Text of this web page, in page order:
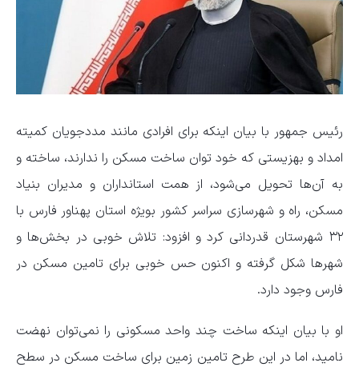
رئیس جمهور با بیان اینکه برای افرادی مانند مددجویان کمیته
امداد و بهزیستی که خود توان ساخت مسکن را ندارند، ساخته و
به آن‌ها تحویل می‌شود، از همت استانداران و مدیران بنیاد
مسکن، راه و شهرسازی سراسر کشور بویژه استان پهناور فارس با
۳۲ شهرستان قدردانی کرد و افزود: تلاش خوبی در بخش‌ها و
شهر‌ها شکل گرفته و اکنون حس خوبی برای تامین مسکن در
فارس وجود دارد.
او با بیان اینکه ساخت چند واحد مسکونی را نمی‌توان نهضت
نامید، اما در این طرح تامین زمین برای ساخت مسکن در سطح